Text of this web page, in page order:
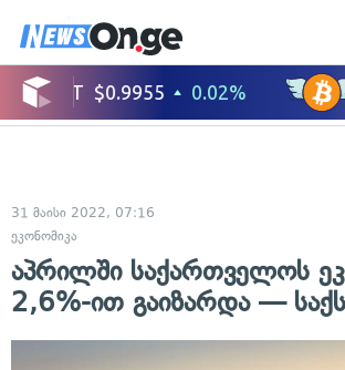
31 მაისი 2022, 07:16
ეკონომიკა
აპრილში საქართველოს
2,6%-ით გაიზარდა —